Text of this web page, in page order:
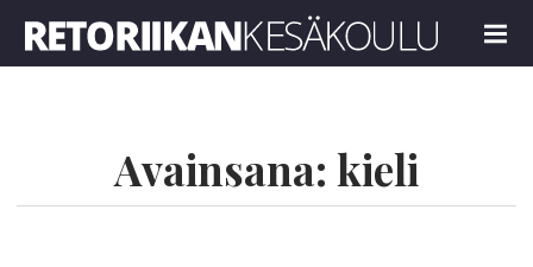
MENU
Avainsana: kieli